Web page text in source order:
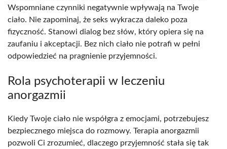
Wspomniane czynniki negatywnie wpływają na Twoje
ciało. Nie zapominaj, że seks wykracza daleko poza
fizyczność. Stanowi dialog bez słów, który opiera się na
zaufaniu i akceptacji. Bez nich ciało nie potrafi w pełni
odpowiedzieć na pragnienie przyjemności.
Rola psychoterapii w leczeniu
anorgazmii
Kiedy Twoje ciało nie współgra z emocjami, potrzebujesz
bezpiecznego miejsca do rozmowy. Terapia anorgazmii
pozwoli Ci zrozumieć, dlaczego przyjemność stała się tak